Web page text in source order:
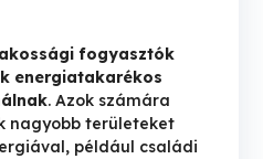
fogyasztók
energiatakarékos
. Azok számára
nagyobb területeket
például családi